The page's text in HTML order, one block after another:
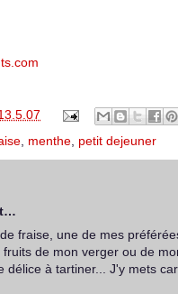
menthe petit dejeuner
fraise, une de mes
de mon verger ou de
délice à tartiner... J'y mets